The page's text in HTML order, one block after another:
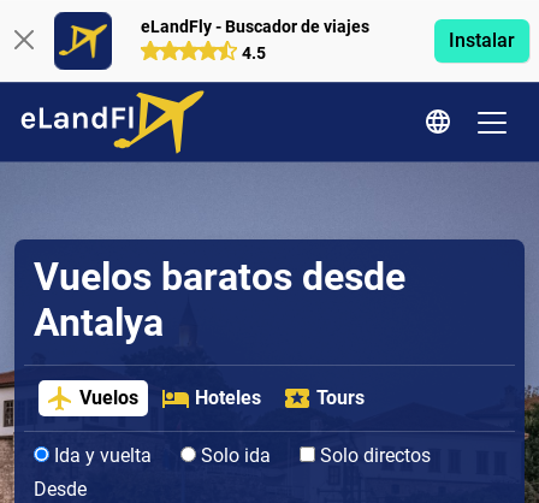
eLandFly - Buscador de viajes
4.5
Instalar
Vuelos baratos desde
Antalya
Vuelos Hoteles Tours
Ida y vuelta Solo ida
Solo directos
Desde